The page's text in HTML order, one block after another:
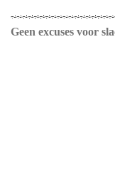
Geen excuses voor